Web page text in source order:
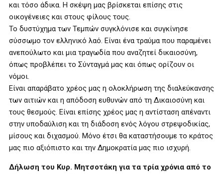
και τόσο άδικα. Η σκέψη μας βρίσκεται επίσης στις
οικογένειες και στους φίλους τους.
Το δυστύχημα των Τεμπών συγκλόνισε και συγκίνησε
σύσσωμο τον ελληνικό λαό. Είναι ένα τραύμα που παραμένει
ανεπούλωτο και μια τραγωδία που αναζητεί δικαιοσύνη,
όπως προβλέπει το Σύνταγμά μας και όπως ορίζουν οι
νόμοι.
Είναι απαράβατο χρέος μας η ολοκλήρωση της διαλεύκανσης
των αιτιών και η απόδοση ευθυνών από τη Δικαιοσύνη και
τους θεσμούς. Είναι επίσης χρέος μας η αντίσταση απέναντι
στην υποδαύλιση και τη διάδοση ενός λόγου στρεψοδικίας,
μίσους και διχασμού. Μόνο έτσι θα καταστήσουμε το κράτος
μας πιο αξιόπιστο και την Δημοκρατία μας πιο ισχυρή.
Δήλωση του Κυρ. Μητσοτάκη για τα τρία χρόνια από το